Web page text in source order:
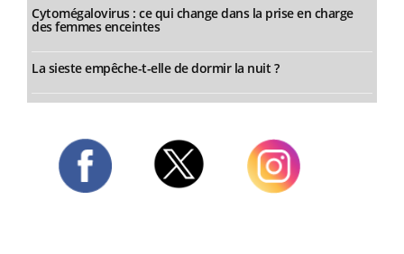
Cytomégalovirus : ce qui change dans la prise en charge
des femmes enceintes
La sieste empêche-t-elle de dormir la nuit ?